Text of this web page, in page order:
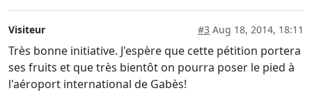
Visiteur #3 Aug 18, 2014, 18:11
Très bonne initiative. J'espère que cette pétition portera
ses fruits et que très bientôt on pourra poser le pied à
l'aéroport international de Gabès!